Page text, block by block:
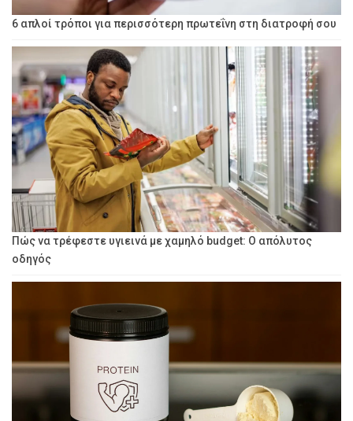
6 απλοί τρόποι για περισσότερη πρωτεΐνη στη διατροφή σου
Πώς να τρέφεστε υγιεινά με χαμηλό budget: Ο απόλυτος
οδηγός